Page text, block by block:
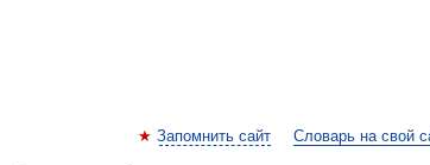
Запомнить сайт Словарь на свой